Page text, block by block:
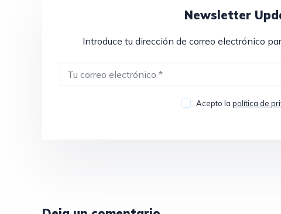
Newsletter
Introduce tu dirección de correo electrónico
Acepto la política de